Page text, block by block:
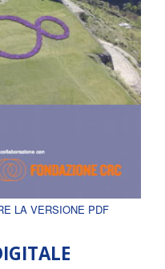
LA VERSIONE PDF